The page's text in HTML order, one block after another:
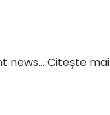
news… Citește mai